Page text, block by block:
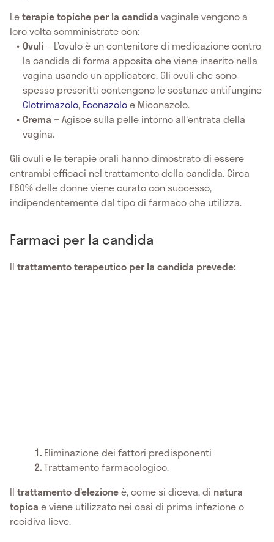
Leterapie topiche per la candida vaginale vengono a
loro volta somministrate con:
Ovuli− L’ovulo è un contenitore di medicazione contro
la candida di forma apposita che viene inserito nella
vagina usando un applicatore. Gli ovuli che sono
spesso prescritti contengono le sostanze antifungine
Clotrimazolo, Econazoloe Miconazolo.
Crema− Agisce sulla pelle intorno all'entrata della
vagina.
Gli ovuli e le terapie orali hanno dimostrato di essere
entrambi efficaci nel trattamento della candida. Circa
l’80% delle donne viene curato con successo,
indipendentemente dal tipo di farmaco che utilizza.
Farmaci per la candida
Il trattamentoterapeutico per la candida prevede:
Eliminazione dei fattori predisponenti
Trattamento farmacologico.
Il trattamento d’elezioneè, come si diceva, di natura
topica e viene utilizzato nei casi di prima infezione o
recidiva lieve.